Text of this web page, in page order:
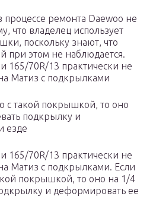
ремонта Daewoo не
что владелец использует
поскольку знают, что
при этом не наблюдается.
165/70R/13 практически не
Матиз с подкрылками
с такой покрышкой, то оно
подкрылку и
езде
165/70R/13 практически не
Матиз с подкрылками. Если
покрышкой, то оно на 1/4
и деформировать ее